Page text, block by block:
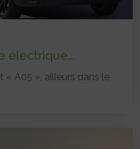
électrique...
« A05 », ailleurs dans le